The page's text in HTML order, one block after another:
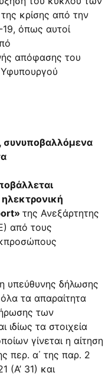
κρίσης από την
19, όπως αυτοί
απόφασης του
συνυποβαλλόμενα
της Ανεξάρτητης
από τους
υπεύθυνης δήλωσης
τα απαραίτητα
των
τα στοιχεία
γίνεται η αίτηση
περ. α΄ της παρ. 2
(Α’ 31) και